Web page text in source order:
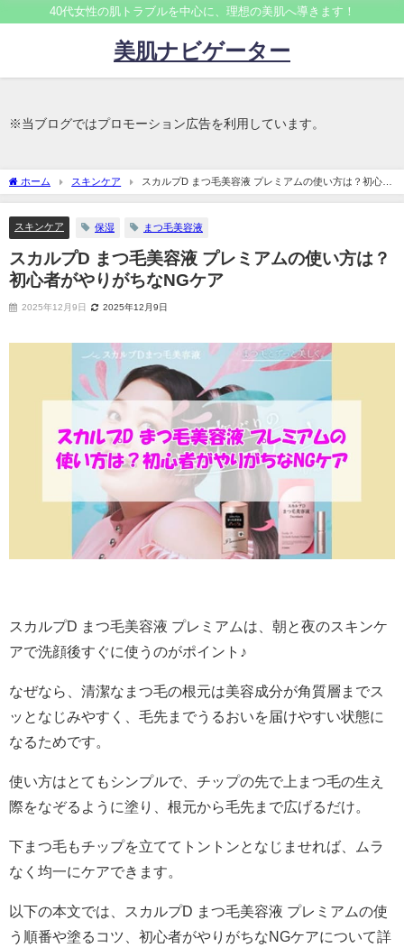
40代女性の肌トラブルを中心に、理想の美肌へ導きます！
美肌ナビゲーター
※当ブログではプロモーション広告を利用しています。
ホーム スキンケア
スカルプD まつ毛美容液 プレミアムの使い方は？初心者
がやりがちなNGケア
スキンケア 保湿 まつ毛美容液
スカルプD まつ毛美容液 プレミアムの使い方は？
初心者がやりがちなNGケア
2025年12月9日 2025年12月9日
スカルプD まつ毛美容液 プレミアムは、朝と夜のスキンケ
アで洗顔後すぐに使うのがポイント♪
なぜなら、清潔なまつ毛の根元は美容成分が角質層までス
ッとなじみやすく、毛先までうるおいを届けやすい状態に
なるためです。
使い方はとてもシンプルで、チップの先で上まつ毛の生え
際をなぞるように塗り、根元から毛先まで広げるだけ。
下まつ毛もチップを立ててトントンとなじませれば、ムラ
なく均一にケアできます。
以下の本文では、スカルプD まつ毛美容液 プレミアムの使
う順番や塗るコツ、初心者がやりがちなNGケアについて詳